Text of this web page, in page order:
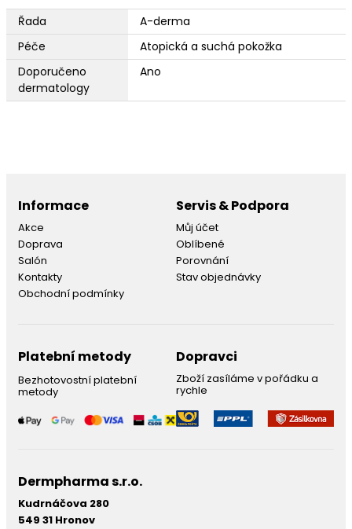
Řada
A-derma
Péče
Atopická a suchá pokožka
Doporučeno
dermatology
Ano
Informace
Akce
Doprava
Salón
Kontakty
Obchodní podmínky
Servis & Podpora
Můj účet
Oblíbené
Porovnání
Stav objednávky
Platební metody
Bezhotovostní platební
metody
Dopravci
Zboží zasíláme v pořádku a
rychle
Dermpharma s.r.o.
Kudrnáčova 280
549 31 Hronov